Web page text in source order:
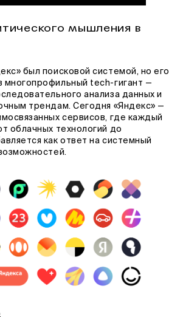
мышления в
был поисковой системой, но его
многопрофильный tech-гигант —
анализа данных и
трендам. Сегодня «Яндекс» —
сервисов, где каждый
облачных технологий до
как ответ на системный